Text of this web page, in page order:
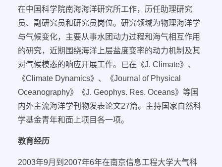
在中国科学院南海海洋研究所工作，历任助理研究
员、副研究员和研究员岗位。研究领域为物理海洋学
与气候变化，主要从事水团动力过程和海气相互作用
的研究，近期围绕海洋上层盐度变率的动力机制及其
对气候模态的响应开展工作。已在《J. Climate》、
《Climate Dynamics》、《Journal of Physical
Oceanography》《J. Geophys. Res. Oceans》等国
内外主流海洋学刊物发表论文27篇。主持国家自然科
学基金青年和面上项目各一项。
教育经历
2003年9月到 2007年6年在南京信息工程大学大气科